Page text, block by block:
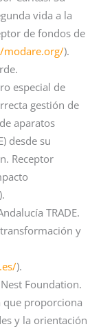
vida a la
de fondos de
).
especial de
gestión de
aparatos
desde su
Receptor
TRADE.
y
).
Foundation.
que proporciona
y la orientación